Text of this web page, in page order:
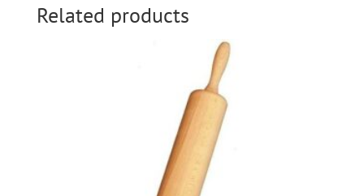
Related products